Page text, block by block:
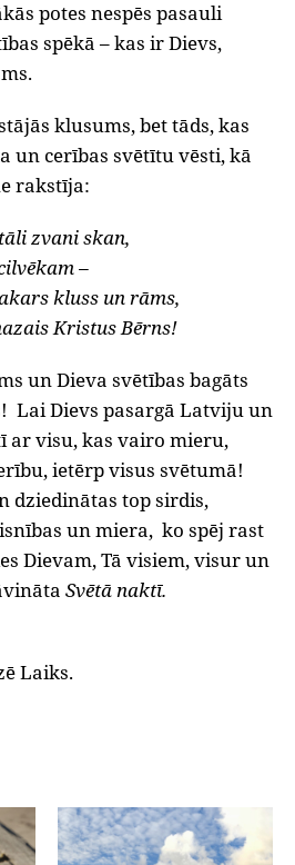
potes nespēs pasauli
spēkā – kas ir Dievs,
klusums, bet tāds, kas
un cerības svētītu vēsti, kā
rakstīja:
zvani skan,
–
kluss un rāms,
Kristus Bērns!
un Dieva svētības bagāts
Lai Dievs pasargā Latviju un
ar visu, kas vairo mieru,
ietērp visus svētumā!
dziedinātas top sirdis,
un miera, ko spēj rast
Dievam, Tā visiem, visur un
Svētā naktī.
Laiks.